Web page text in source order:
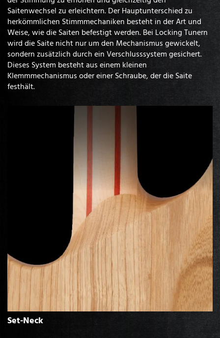
Saitenwechsel zu erleichtern. Der Hauptunterschied zu
herkömmlichen Stimmmechaniken besteht in der Art und
Weise, wie die Saiten befestigt werden. Bei Locking Tunern
wird die Saite nicht nur um den Mechanismus gewickelt,
sondern zusätzlich durch ein Verschlusssystem gesichert.
Dieses System besteht aus einem kleinen
Klemmmechanismus oder einer Schraube, der die Saite
festhält.
Set-Neck